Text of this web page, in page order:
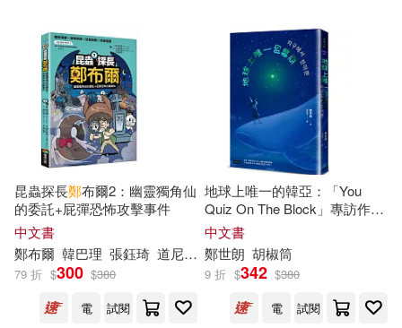
高田ちさき(14)
（美）海明威(14)
QuinRose(13)
エスデジタル(13)
ケイ・エム・プロデュース(13)
ラインコミュニケーションズ(13)
碁峰(46)
中國電力出版社(45)
北京出版社(45)
北京工藝美術出版社(45)
新雨(45)
昆蟲探長鄭布爾2：幽靈獨角仙
的委託+屁彈恐怖攻擊事件
中文書
鄭布爾 韓巴理 張鈺琦 道尼家族
79 折 $300 $380
電
試閱
地球上唯一的韓亞：「You
Quiz On The Block」專訪作家
鄭世朗經典作
中文書
鄭世朗 胡椒筒
9 折 $342 $380
電
試閱